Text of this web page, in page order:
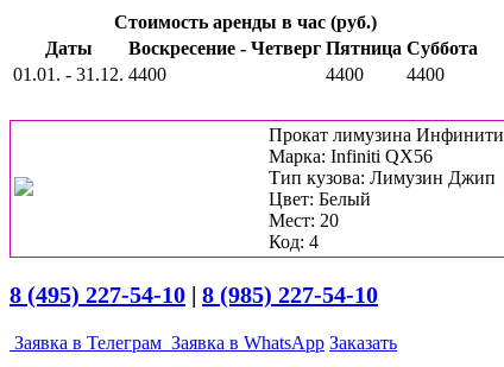
Стоимость аренды в час (руб.)
Даты
Воскресение - Четверг Пятница Суббота
01.01. - 31.12. 4400 4400 4400
Прокат лимузина Инфинити
Марка: Infiniti QX56
Тип кузова: Лимузин Джип
Цвет: Белый
Мест: 20
Код: 4
8 (495) 227-54-10 | 8 (985) 227-54-10
Заявка в Телеграм Заявка в WhatsApp Заказать